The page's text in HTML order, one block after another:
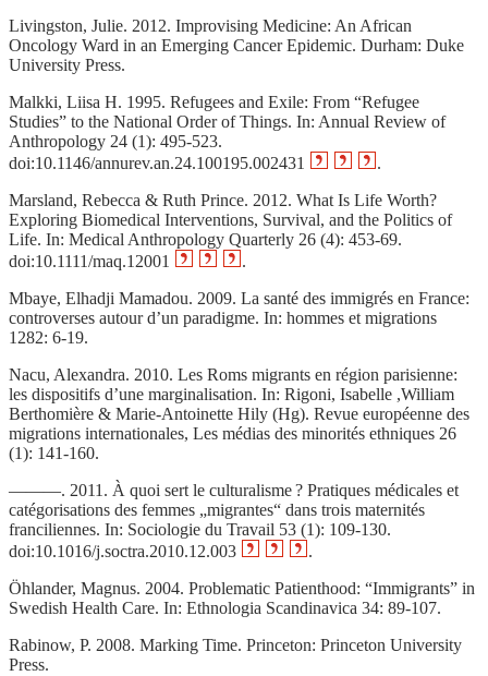
Livingston, Julie. 2012. Improvising Medicine: An African
Oncology Ward in an Emerging Cancer Epidemic. Durham: Duke
University Press.
Malkki, Liisa H. 1995. Refugees and Exile: From “Refugee
Studies” to the National Order of Things. In: Annual Review of
Anthropology 24 (1): 495‑523.
doi:10.1146/annurev.an.24.100195.002431
.
Marsland, Rebecca & Ruth Prince. 2012. What Is Life Worth?
Exploring Biomedical Interventions, Survival, and the Politics of
Life. In: Medical Anthropology Quarterly 26 (4): 453‑69.
doi:10.1111/maq.12001
.
Mbaye, Elhadji Mamadou. 2009. La santé des immigrés en France:
controverses autour d’un paradigme. In: hommes et migrations
1282: 6‑19.
Nacu, Alexandra. 2010. Les Roms migrants en région parisienne:
les dispositifs d’une marginalisation. In: Rigoni, Isabelle ,William
Berthomière & Marie-Antoinette Hily (Hg). Revue européenne des
migrations internationales, Les médias des minorités ethniques 26
(1): 141‑160.
———. 2011. À quoi sert le culturalisme ? Pratiques médicales et
catégorisations des femmes „migrantes“ dans trois maternités
franciliennes. In: Sociologie du Travail 53 (1): 109‑130.
doi:10.1016/j.soctra.2010.12.003
.
Öhlander, Magnus. 2004. Problematic Patienthood: “Immigrants” in
Swedish Health Care. In: Ethnologia Scandinavica 34: 89‑107.
Rabinow, P. 2008. Marking Time. Princeton: Princeton University
Press.